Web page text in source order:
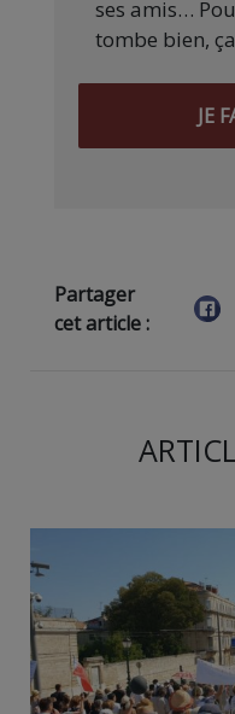
ses amis…
tombe bien,
JE
Partager
cet article :